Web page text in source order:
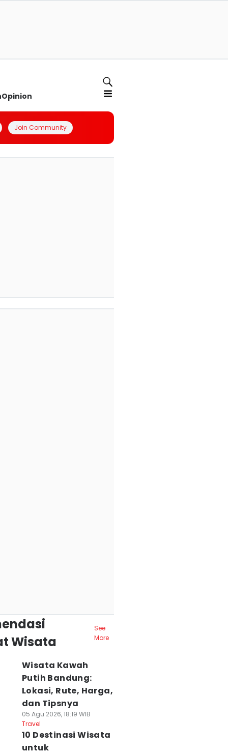
Opinion
Join Community
Wisata
See
More
Wisata Kawah
Putih Bandung:
Lokasi, Rute, Harga,
dan Tipsnya
05 Agu 2026, 18:19 WIB
Travel
10 Destinasi Wisata
untuk